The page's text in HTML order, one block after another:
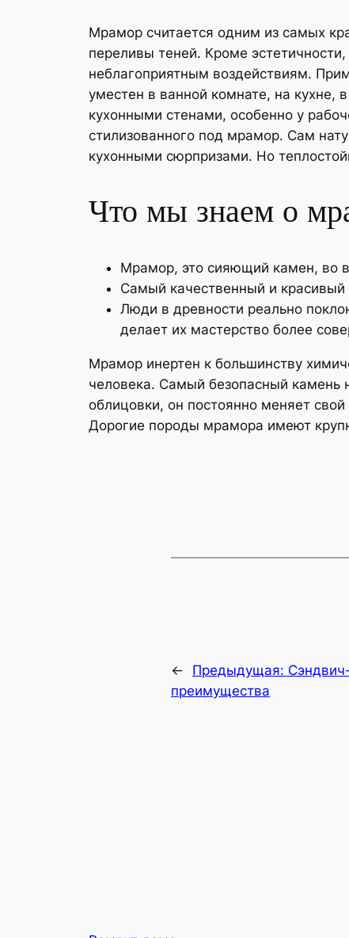
Мрамор считается одним из самых
переливы теней. Кроме
неблагоприятным воздействиям.
уместен в ванной комнате, на кухне,
кухонными стенами, особенно у
стилизованного под мрамор. Сам
кухонными сюрпризами. Но
Что мы знаем о
Мрамор, это сияющий камен, во
Самый качественный и
Люди в древности реально
делает их мастерство более
Мрамор инертен к большинству
человека. Самый безопасный камень
облицовки, он постоянно меняет
Дорогие породы мрамора имеют
← Предыдущая:
преимущества